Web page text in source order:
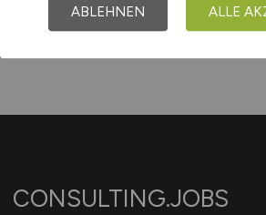
CONSULTING.JOBS
ABLEHNEN ALLE